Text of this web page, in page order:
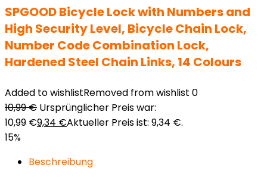
SPGOOD Bicycle Lock with Numbers and
High Security Level, Bicycle Chain Lock,
Number Code Combination Lock,
Hardened Steel Chain Links, 14 Colours
Added to wishlistRemoved from wishlist 0
10,99€ Ursprünglicher Preis war:
10,99 €9,34 €Aktueller Preis ist: 9,34 €.
15%
Beschreibung